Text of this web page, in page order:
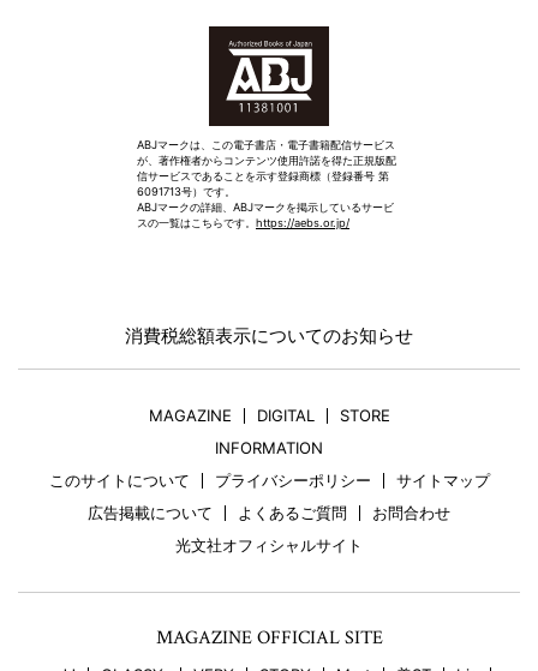
ABJマークは、この電子書店・電子書籍配信サービス
が、著作権者からコンテンツ使用許諾を得た正規版配
信サービスであることを示す登録商標（登録番号 第
6091713号）です。
ABJマークの詳細、ABJマークを掲示しているサービ
スの一覧はこちらです。 https://aebs.or.jp/
消費税総額表示についてのお知らせ
MAGAZINE DIGITAL
STORE
INFORMATION
このサイトについて
プライバシーポリシー
サイトマップ
広告掲載について
よくあるご質問
お問合わせ
光文社オフィシャルサイト
MAGAZINE OFFICIAL SITE